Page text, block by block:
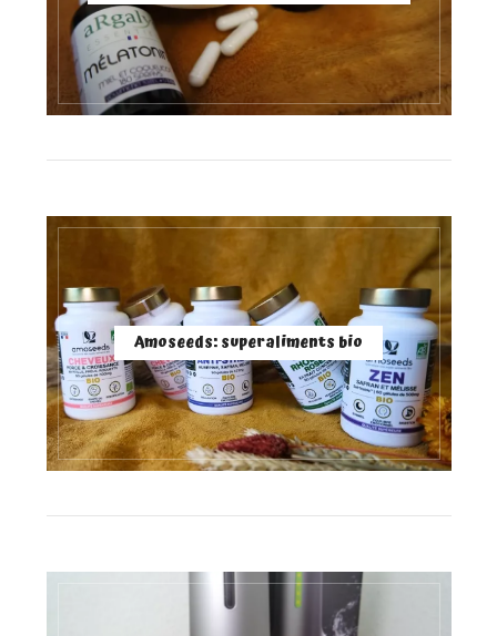
Amoseeds: superaliments bio